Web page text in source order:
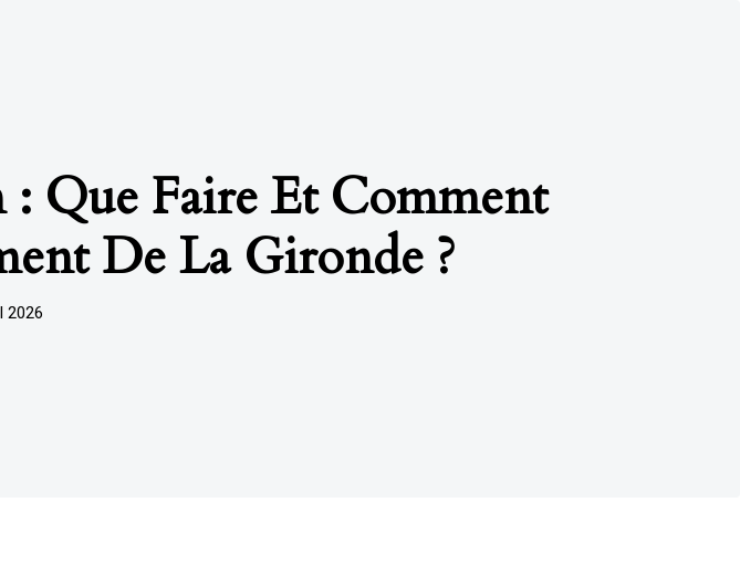
Que Faire Et Comment
De La Gironde ?
2026